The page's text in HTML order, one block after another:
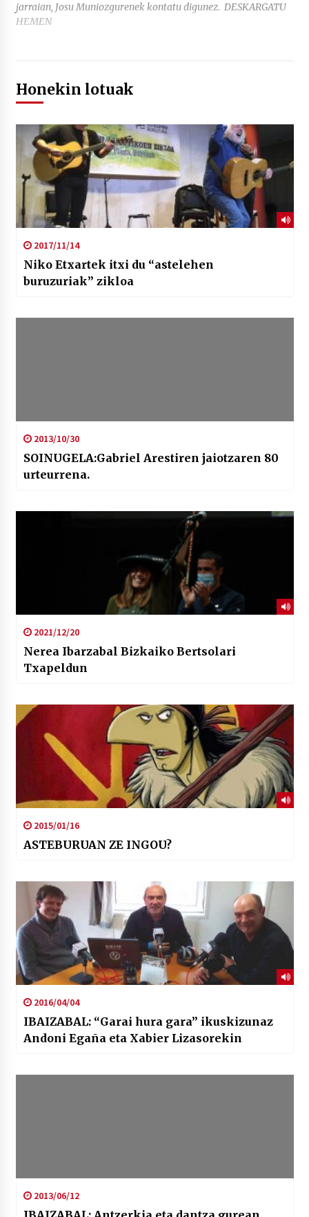
jarraian, Josu Muniozgurenek kontatu digunez. DESKARGATU
HEMEN
Honekin lotuak
2017/11/14
Niko Etxartek itxi du “astelehen
buruzuriak” zikloa
2013/10/30
SOINUGELA:Gabriel Arestiren jaiotzaren 80
urteurrena.
2021/12/20
Nerea Ibarzabal Bizkaiko Bertsolari
Txapeldun
2015/01/16
ASTEBURUAN ZE INGOU?
2016/04/04
IBAIZABAL: “Garai hura gara” ikuskizunaz
Andoni Egaña eta Xabier Lizasorekin
2013/06/12